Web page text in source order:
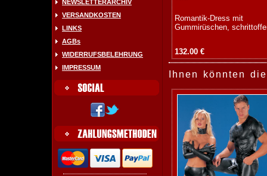
NEWSLETTERARCHIV
VERSANDKOSTEN
LINKS
AGBs
WIDERRUFSBELEHRUNG
IMPRESSUM
Romantik-Dress mit
Gummirüschen,
132.00 €
Ihnen könnten